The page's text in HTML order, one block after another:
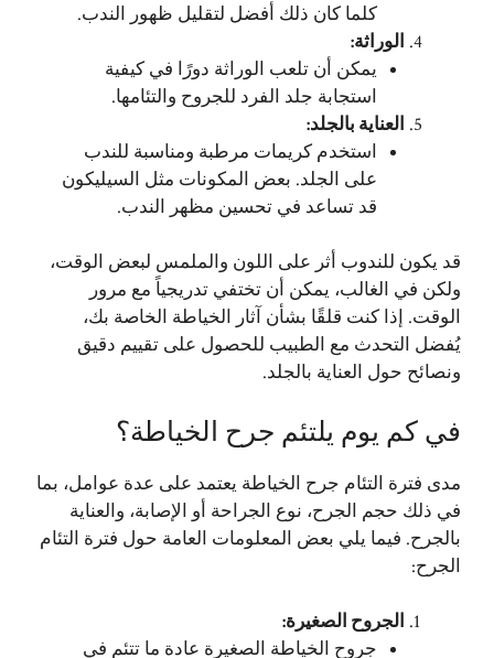
كلما كان ذلك أفضل لتقليل ظهور الندب.
الوراثة:
يمكن أن تلعب الوراثة دورًا في كيفية
استجابة جلد الفرد للجروح والتئامها.
العناية بالجلد:
استخدم كريمات مرطبة ومناسبة للندب
على الجلد. بعض المكونات مثل السيليكون
قد تساعد في تحسين مظهر الندب.
قد يكون للندوب أثر على اللون والملمس لبعض الوقت،
ولكن في الغالب، يمكن أن تختفي تدريجياً مع مرور
الوقت. إذا كنت قلقًا بشأن آثار الخياطة الخاصة بك،
يُفضل التحدث مع الطبيب للحصول على تقييم دقيق
ونصائح حول العناية بالجلد.
في كم يوم يلتئم جرح الخياطة؟
مدى فترة التئام جرح الخياطة يعتمد على عدة عوامل، بما
في ذلك حجم الجرح، نوع الجراحة أو الإصابة، والعناية
بالجرح. فيما يلي بعض المعلومات العامة حول فترة التئام
الجرح:
الجروح الصغيرة:
جروح الخياطة الصغيرة عادة ما تتئم في